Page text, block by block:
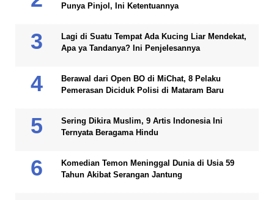
Punya Pinjol, Ini Ketentuannya
Lagi di Suatu Tempat Ada Kucing Liar Mendekat,
Apa ya Tandanya? Ini Penjelesannya
Berawal dari Open BO di MiChat, 8 Pelaku
Pemerasan Diciduk Polisi di Mataram Baru
Sering Dikira Muslim, 9 Artis Indonesia Ini
Ternyata Beragama Hindu
Komedian Temon Meninggal Dunia di Usia 59
Tahun Akibat Serangan Jantung